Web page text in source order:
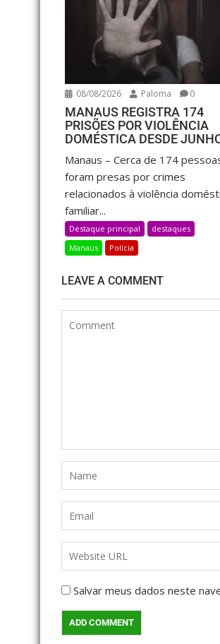
08/08/2026 Paloma 0
MANAUS REGISTRA 174
PRISÕES POR VIOLÊNCIA
DOMÉSTICA DESDE
Manaus – Cerca de 174
foram presas por crimes
relacionados à violência
familiar...
Destaque principal
destaques
Manaus
Polícia
LEAVE A COMMENT
Salvar meus dados neste